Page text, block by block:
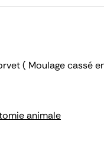
( Moulage cassé
animale